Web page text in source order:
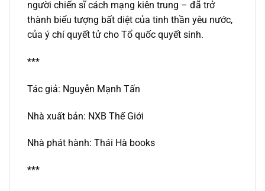
người chiến sĩ cách mạng kiên trung – đã trở
thành biểu tượng bất diệt của tinh thần yêu nước,
của ý chí quyết tử cho Tổ quốc quyết sinh.
***
Tác giả: Nguyễn Mạnh Tấn
Nhà xuất bản: NXB Thế Giới
Nhà phát hành: Thái Hà books
***